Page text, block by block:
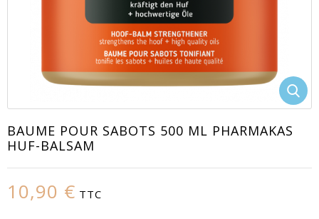
BAUME POUR SABOTS 500 ML PHARMAKAS
HUF-BALSAM
10,90 € TTC